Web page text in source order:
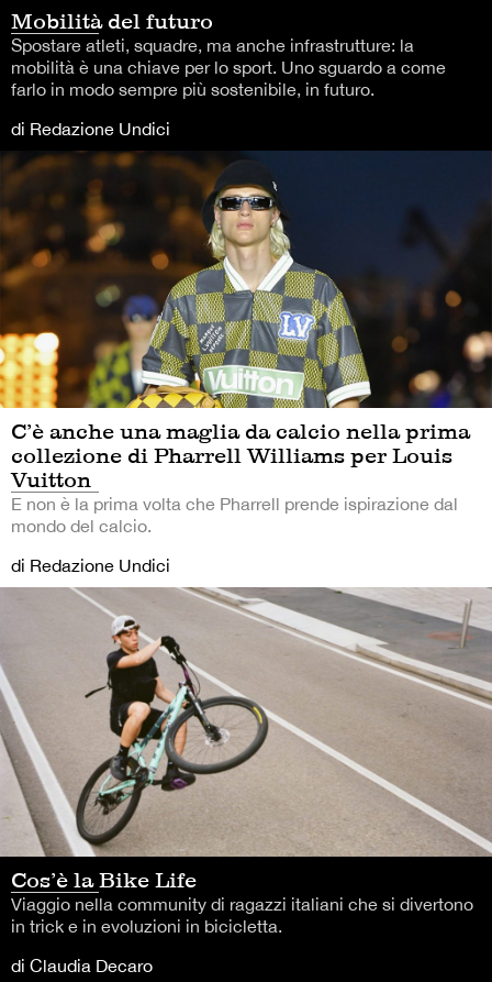
Mobilità del futuro
Spostare atleti, squadre, ma anche infrastrutture: la
mobilità è una chiave per lo sport. Uno sguardo a come
farlo in modo sempre più sostenibile, in futuro.
di Redazione Undici
C’è anche una maglia da calcio nella prima
collezione di Pharrell Williams per Louis
Vuitton
E non è la prima volta che Pharrell prende ispirazione dal
mondo del calcio.
di Redazione Undici
Cos’è la Bike Life
Viaggio nella community di ragazzi italiani che si divertono
in trick e in evoluzioni in bicicletta.
di Claudia Decaro